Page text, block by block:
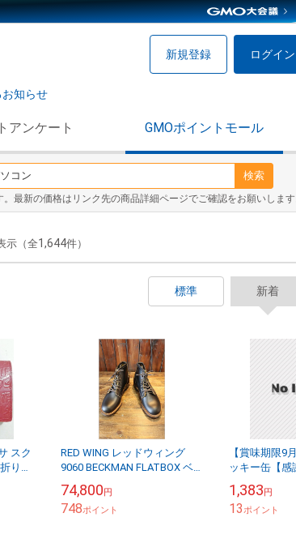
新規登録 ログイン
お知らせ
アンケート GMOポイントモール
検索
最新の価格はリンク先の商品詳細ページでご確認をお願いします
示（全1,644件）
標準 新着
スク
り財
RED WING レッドウィング
9060 BECKMAN FLATBOX ベ
74,800円
748ポイント
【賞味期限9
ッキー缶【感
1,383円
13ポイント